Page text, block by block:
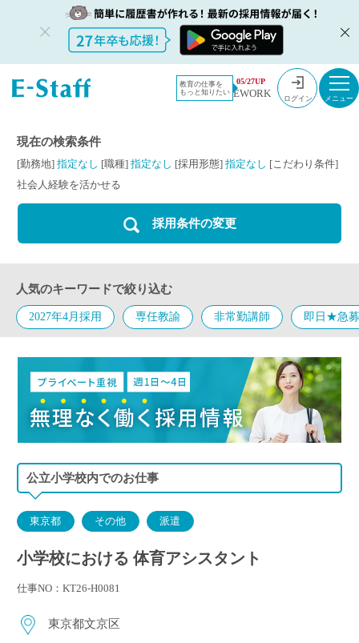
教育の仕事を
もっと知りたい
05/27UP
EWORK ログイン
教員採用情
報のイー・
TOP
社会人経験
を活かせる
現在の検索条件
[勤務地] 指定なし [職種] 指定なし [採用形態] 指定なし [こだわり条件]
社会人経験を活かせる
採用条件の変更
人気のキーワードで絞り込む
2027年4月採用 専任教諭 非常勤講師 即日★急
公立小学校内でのお仕事
東京都 その他 派遣
小学校における 体育アシスタント
仕事NO：KT26-H0081
東京都文京区